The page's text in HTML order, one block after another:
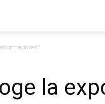
la